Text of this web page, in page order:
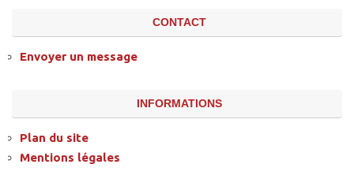
CONTACT
Envoyer un message
INFORMATIONS
Plan du site
Mentions légales